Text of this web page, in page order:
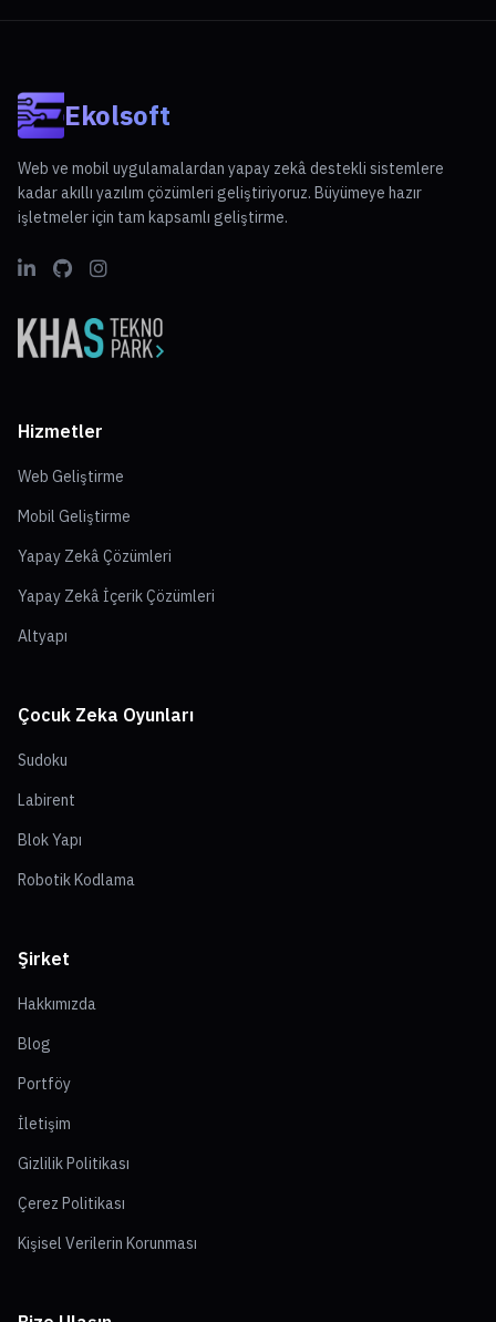
Ekolsoft
Web ve mobil uygulamalardan yapay zekâ destekli sistemlere
kadar akıllı yazılım çözümleri geliştiriyoruz. Büyümeye hazır
işletmeler için tam kapsamlı geliştirme.
Hizmetler
Web Geliştirme
Mobil Geliştirme
Yapay Zekâ Çözümleri
Yapay Zekâ İçerik Çözümleri
Altyapı
Çocuk Zeka Oyunları
Sudoku
Labirent
Blok Yapı
Robotik Kodlama
Şirket
Hakkımızda
Blog
Portföy
İletişim
Gizlilik Politikası
Çerez Politikası
Kişisel Verilerin Korunması